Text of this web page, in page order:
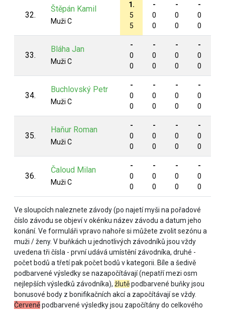
32.
Štěpán Kamil
Muži C
1.
5
5
-
0
0
-
0
0
-
0
0
33.
Bláha Jan
Muži C
-
0
0
-
0
0
-
0
0
-
0
0
34.
Buchlovský Petr
Muži C
-
0
0
-
0
0
-
0
0
-
0
0
35.
Haňur Roman
Muži C
-
0
0
-
0
0
-
0
0
-
0
0
36.
Čaloud Milan
Muži C
-
0
0
-
0
0
-
0
0
-
0
0
Ve sloupcích naleznete závody (po najetí myši na pořadové
číslo závodu se objeví v okénku název závodu a datum jeho
konání. Ve formuláři vpravo nahoře si můžete zvolit sezónu a
muži / ženy. V buňkách u jednotlivých závodníků jsou vždy
uvedena tři čísla - první udává umístění závodníka, druhé -
počet bodů a třetí pak počet bodů v kategorii. Bíle a šedivě
podbarvené výsledky se nazapočítávají (nepatří mezi osm
nejlepších výsledků závodníka), žlutěpodbarvené buňky jsou
bonusové body z bonifikačních akcí a započítávají se vždy.
Červeněpodbarvené výsledky jsou započítány do celkového